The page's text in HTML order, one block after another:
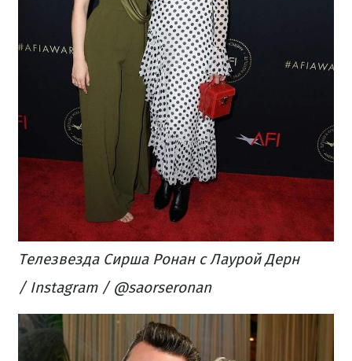
Телезвезда Сирша Ронан с Лаурой Дерн
/ Instagram / @saorseronan​